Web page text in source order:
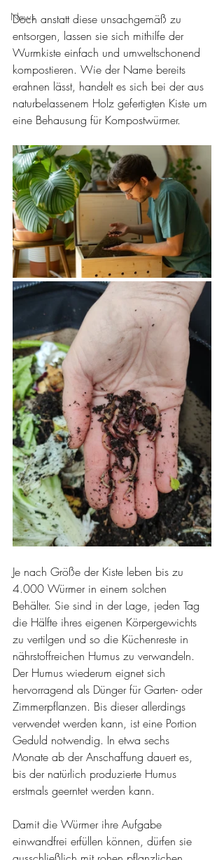
News
Doch anstatt diese unsachgemäß zu
entsorgen, lassen sie sich mithilfe der
Wurmkiste einfach und umweltschonend
kompostieren. Wie der Name bereits
erahnen lässt, handelt es sich bei der aus
naturbelassenem Holz gefertigten Kiste um
eine Behausung für Kompostwürmer.
Je nach Größe der Kiste leben bis zu
4.000 Würmer in einem solchen
Behälter. Sie sind in der Lage, jeden Tag
die Hälfte ihres eigenen Körpergewichts
zu vertilgen und so die Küchenreste in
nährstoffreichen Humus zu verwandeln.
Der Humus wiederum eignet sich
hervorragend als Dünger für Garten- oder
Zimmerpflanzen. Bis dieser allerdings
verwendet werden kann, ist eine Portion
Geduld notwendig. In etwa sechs
Monate ab der Anschaffung dauert es,
bis der natürlich produzierte Humus
erstmals geerntet werden kann.
Damit die Würmer ihre Aufgabe
einwandfrei erfüllen können, dürfen sie